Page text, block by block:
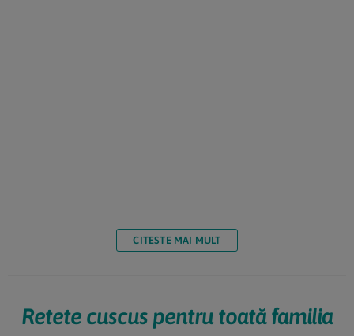
CITESTE MAI MULT
Retete cuscus pentru toată familia